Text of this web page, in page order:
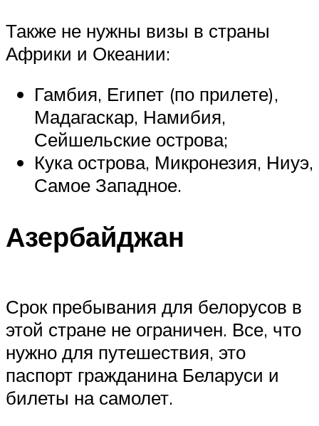
Также не нужны визы в страны
Африки и Океании:
Гамбия, Египет (по прилете),
Мадагаскар, Намибия,
Сейшельские острова;
Кука острова, Микронезия, Ниуэ,
Самое Западное.
Азербайджан
Срок пребывания для белорусов в
этой стране не ограничен. Все, что
нужно для путешествия, это
паспорт гражданина Беларуси и
билеты на самолет.